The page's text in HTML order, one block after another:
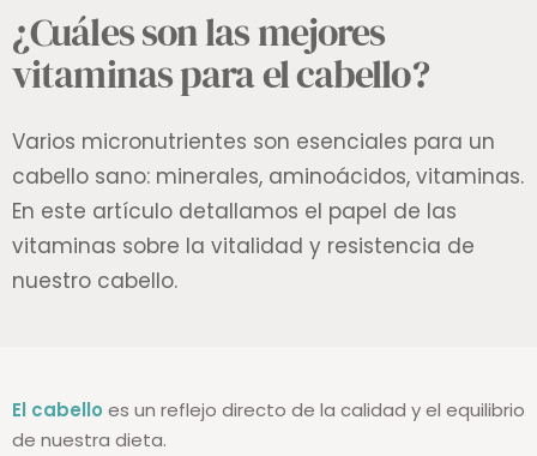
¿Cuáles son las mejores
vitaminas para el cabello?
Varios micronutrientes son esenciales para un
cabello sano: minerales, aminoácidos, vitaminas.
En este artículo detallamos el papel de las
vitaminas sobre la vitalidad y resistencia de
nuestro cabello.
El cabello es un reflejo directo de la calidad y el equilibrio
de nuestra dieta.